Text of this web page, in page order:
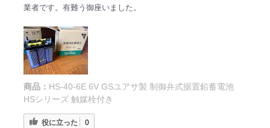
業者です。有難う御座いました。
商品： HS-40-6E 6V GSユアサ製 制御弁式据置鉛蓄電池
HSシリーズ 触媒栓付き
役に立った 0